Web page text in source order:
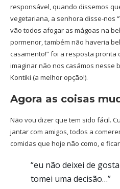
responsável, quando dissemos
vegetariana, a senhora disse-nos
vão todos afogar as mágoas na
pormenor, também não haveria
casamento!” foi a resposta
imaginar não nos casámos nesse
Kontiki (a melhor opção!).
Agora as coisas
Não vou dizer que tem sido fácil.
jantar com amigos, todos a
comidas que hoje não como, e
“eu não deixei de
tomei uma decisão…”